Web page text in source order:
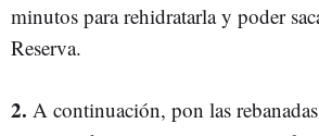
minutos para rehidratarla y poder
Reserva.
2. A continuación, pon las